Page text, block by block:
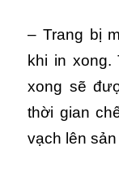
– Trang bị
khi in xong.
xong sẽ
thời gian
vạch lên